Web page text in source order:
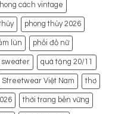
cách vintage
phong thủy 2026
lùn phối đồ nữ
sweater quà tặng 20/11
Streetwear Việt Nam thơ
thời trang bền vững